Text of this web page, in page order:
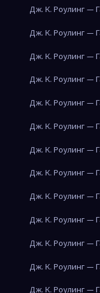
Дж. К. Роулинг —
Дж. К. Роулинг —
Дж. К. Роулинг —
Дж. К. Роулинг —
Дж. К. Роулинг —
Дж. К. Роулинг —
Дж. К. Роулинг —
Дж. К. Роулинг —
Дж. К. Роулинг —
Дж. К. Роулинг —
Дж. К. Роулинг —
Дж. К. Роулинг —
Дж. К. Роулинг —